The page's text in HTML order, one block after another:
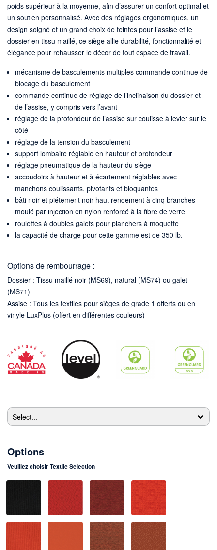
poids supérieur à la moyenne, afin d’assurer un confort optimal et
un soutien personnalisé. Avec des réglages ergonomiques, un
design soigné et un grand choix de teintes pour l’assise et le
dossier en tissu maillé, ce siège allie durabilité, fonctionnalité et
élégance pour rehausser le décor de tout espace de travail.
mécanisme de basculements multiples commande continue de
blocage du basculement
commande continue de réglage de l’inclinaison du dossier et
de l’assise, y compris vers l’avant
réglage de la profondeur de l’assise sur coulisse à levier sur le
côté
réglage de la tension du basculement
support lombaire réglable en hauteur et profondeur
réglage pneumatique de la hauteur du siège
accoudoirs à hauteur et à écartement réglables avec
manchons coulissants, pivotants et bloquantes
bâti noir et piétement noir haut rendement à cinq branches
moulé par injection en nylon renforcé à la fibre de verre
roulettes à doubles galets pour planchers à moquette
la capacité de charge pour cette gamme est de 350 lb.
Options de rembourrage :
Dossier : Tissu maillé noir (MS69), natural (MS74) ou galet
(MS71)
Assise : Tous les textiles pour sièges de grade 1 offerts ou en
vinyle LuxPlus (offert en différentes couleurs)
Select...
Options
Veuillez choisirTextile Selection